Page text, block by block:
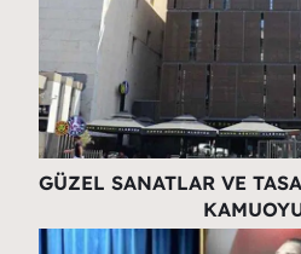
GÜZEL SANATLAR VE